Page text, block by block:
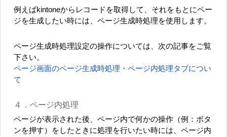
例えばkintoneからレコードを取得して、それをもとにペー
ジを生成したい時には、ページ生成時処理を使用します。
ページ生成時処理設定の操作については、次の記事をご覧
下さい。
ページ画面のページ生成時処理・ページ内処理タブについ
て
４．ページ内処理
ページが表示された後、ページ内で何かの操作（例：ボタ
ンを押す）をしたときに処理を行いたい時には、ページ内